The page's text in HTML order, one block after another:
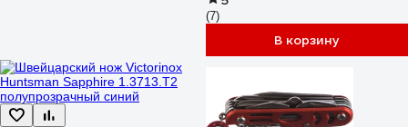
(7)
В корзину